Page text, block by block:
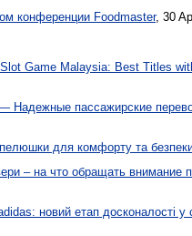
конференции Foodmaster, 30
Game Malaysia: Best Titles
Надежные пассажирские
пелюшки для комфорту та
– на что обращать внимание
новий етап досконалості у